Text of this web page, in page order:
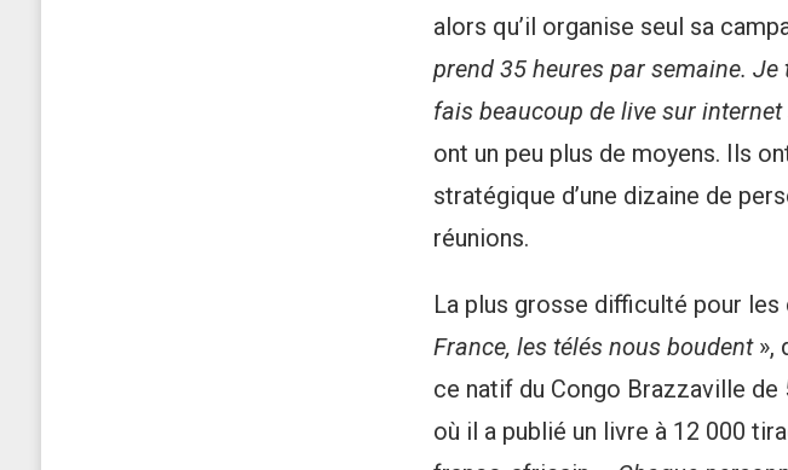
alors qu’il organise seul sa
prend 35 heures par semaine.
fais beaucoup de live sur internet
ont un peu plus de moyens. Ils
stratégique d’une dizaine de
réunions.
La plus grosse difficulté pour
France, les télés nous boudent»,
ce natif du Congo Brazzaville de
où il a publié un livre à 12 000